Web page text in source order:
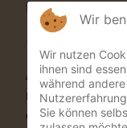
Details, die Eure
Auf Wunsch
musikalischen
ehemaliger
Wir
Wir nutzen
ihnen sind
während
Sie können